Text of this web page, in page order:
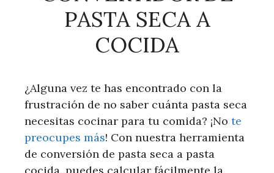
PASTA SECA A
COCIDA
¿Alguna vez te has encontrado con la
frustración de no saber cuánta pasta seca
necesitas cocinar para tu comida? ¡No te
preocupes más! Con nuestra herramienta
de conversión de pasta seca a pasta